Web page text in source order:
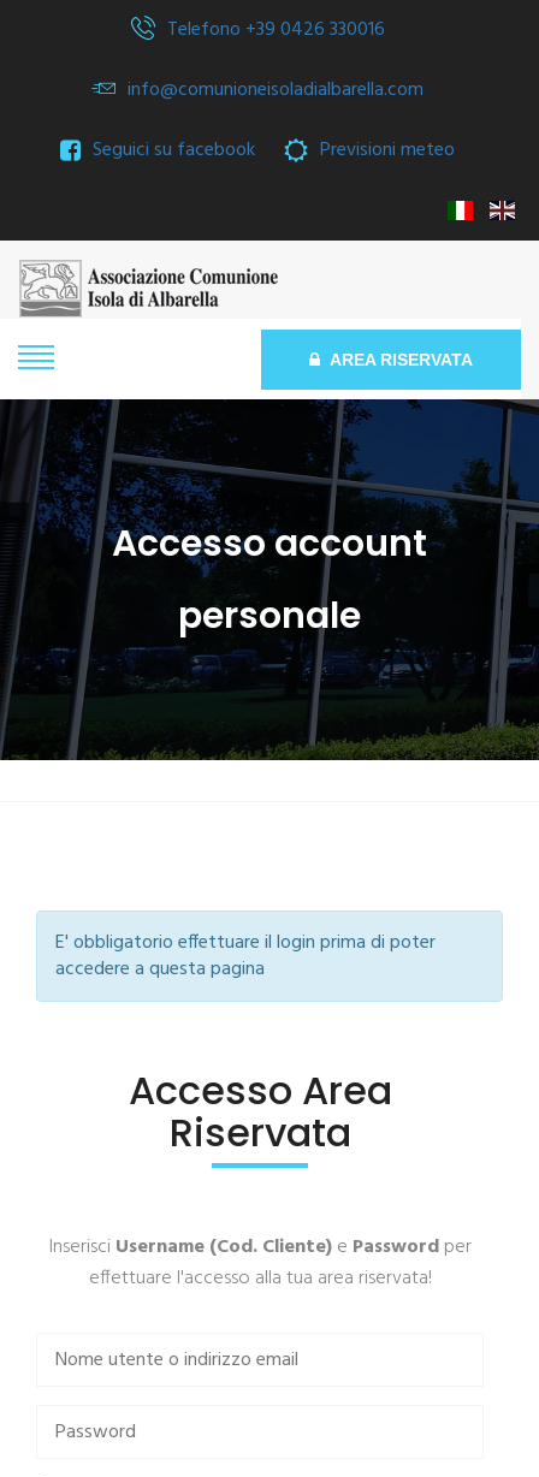
Telefono +39 0426 330016
info@comunioneisoladialbarella.com
Seguici su facebook
Previsioni meteo
AREA RISERVATA
Accesso account
personale
E' obbligatorio effettuare il login prima di poter
accedere a questa pagina
Accesso Area
Riservata
InserisciUsername (Cod. Cliente)e Passwordper
effettuare l'accesso alla tua area riservata!